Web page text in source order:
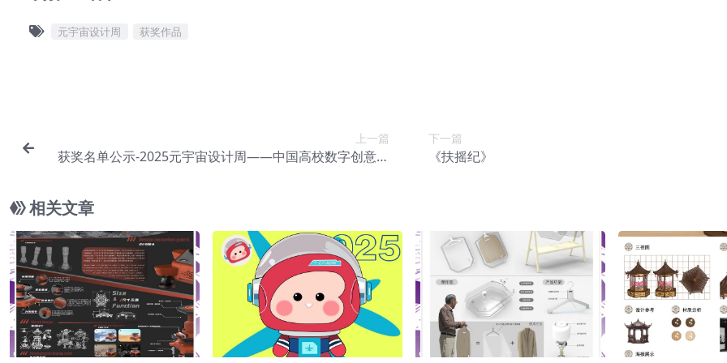
元宇宙设计周 获奖作品
上一篇
获奖名单公示-2025元宇宙设计周——中国高校数字创意设
下一篇
《扶摇纪》
相关文章